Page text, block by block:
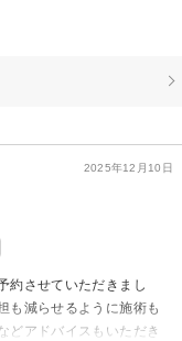
2025年12月10日
約させていただきまし
も減らせるように施術も
どアドバイスもいただき